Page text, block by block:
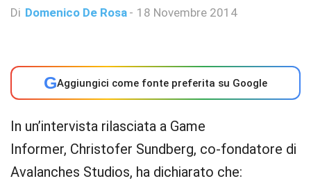
Di Domenico De Rosa - 18 Novembre 2014
GAggiungici come fonte preferita su Google
In un’intervista rilasciata a Game
Informer, Christofer Sundberg, co-fondatore di
Avalanches Studios, ha dichiarato che: